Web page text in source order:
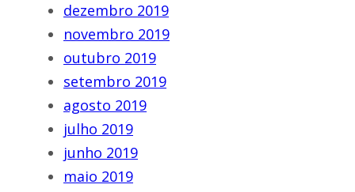
dezembro 2019
novembro 2019
outubro 2019
setembro 2019
agosto 2019
julho 2019
junho 2019
maio 2019